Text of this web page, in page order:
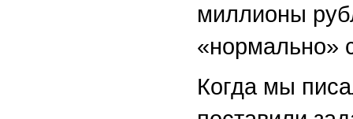
миллионы
«нормально»
Когда мы